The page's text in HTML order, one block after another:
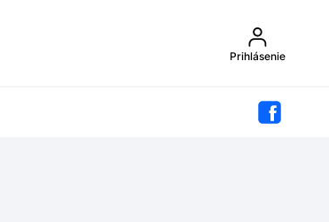
Prihlásenie